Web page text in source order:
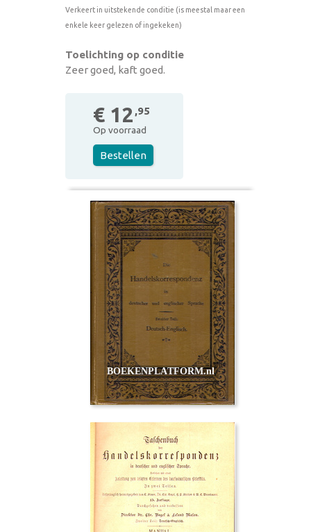
Verkeert in uitstekende conditie (is meestal maar een
enkele keer gelezen of ingekeken)
Toelichting op conditie
Zeer goed, kaft goed.
€ 12 ,95
Op voorraad
Bestellen